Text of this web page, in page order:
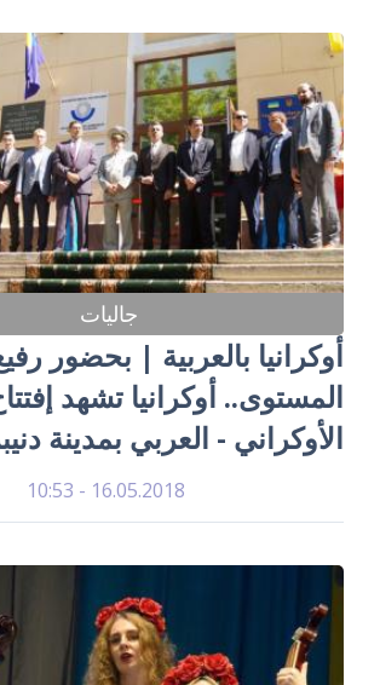
جاليات
أوكرانيا بالعربية | بحضور
المستوى.. أوكرانيا تشهد
الأوكراني - العربي بمدينة
16.05.2018 - 10:53